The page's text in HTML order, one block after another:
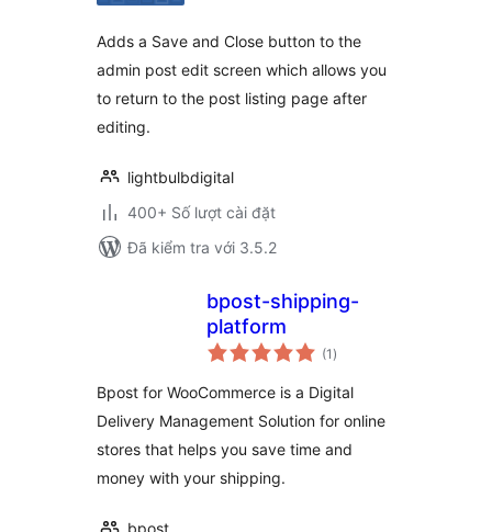
Adds a Save and Close button to the
admin post edit screen which allows you
to return to the post listing page after
editing.
lightbulbdigital
400+ Số lượt cài đặt
Đã kiểm tra với 3.5.2
bpost-shipping-
platform
(1 tổng
đánh
)
Bpost for WooCommerce is a Digital
Delivery Management Solution for online
stores that helps you save time and
money with your shipping.
bpost